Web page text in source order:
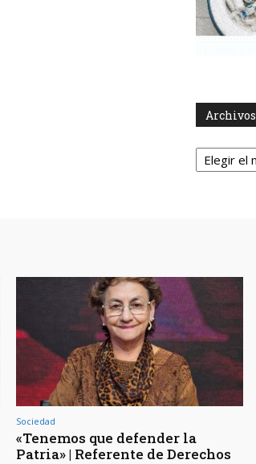
Archivos
Archivos
Sociedad
«Tenemos que defender la
Patria» | Referente de Derechos